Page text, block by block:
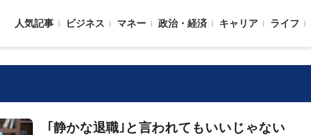
人気記事 ビジネス マネー 政治・経済 キャリア ライフ
｢静かな退職｣と言われてもいいじゃない